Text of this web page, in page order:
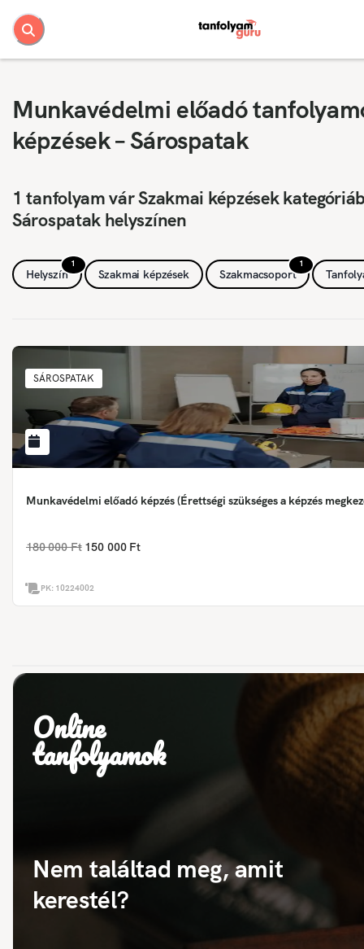
Munkavédelmi előadó
képzések – Sárospatak
1 tanfolyam vár Szakmai képzések
Sárospatak helyszínen
1
Helyszín Szakmai képzések
1
Szakmacsoport
SÁROSPATAK
Munkavédelmi előadó képzés (Érettségi szükséges a képzés
180 000 Ft 150 000 Ft
PK: 10224002
Online
tanfolyamok
Nem találtad meg, amit
kerestél?